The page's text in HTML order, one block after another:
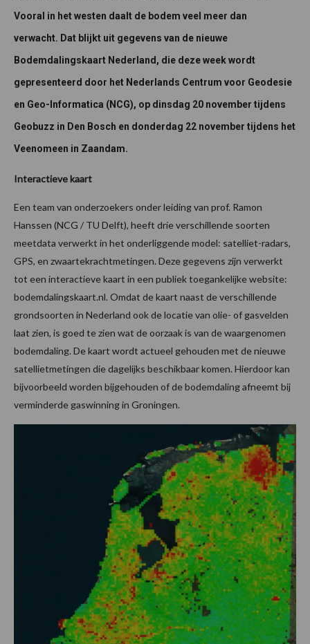
Vooral in het westen daalt de bodem veel meer dan
verwacht. Dat blijkt uit gegevens van de nieuwe
Bodemdalingskaart Nederland, die deze week wordt
gepresenteerd door het Nederlands Centrum voor Geodesie
en Geo-Informatica (NCG), op dinsdag 20 november tijdens
Geobuzz in Den Bosch en donderdag 22 november tijdens het
Veenomeen in Zaandam.
Interactieve kaart
Een team van onderzoekers onder leiding van prof. Ramon
Hanssen (NCG / TU Delft), heeft drie verschillende soorten
meetdata verwerkt in het onderliggende model: satelliet-radars,
GPS, en zwaartekrachtmetingen. Deze gegevens zijn verwerkt
tot een interactieve kaart in een publiek toegankelijke website:
bodemdalingskaart.nl. Omdat de kaart naast de verschillende
grondsoorten in Nederland ook de locatie van olie- of gasvelden
laat zien, is goed te zien wat de oorzaak is van de waargenomen
bodemdaling. De kaart wordt actueel gehouden met de nieuwe
satellietmetingen die dagelijks beschikbaar komen. Hierdoor kan
bijvoorbeeld worden bijgehouden of de bodemdaling afneemt bij
verminderde gaswinning in Groningen.